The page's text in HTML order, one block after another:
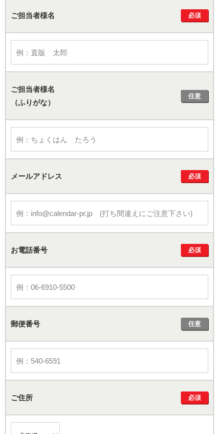
ご担当者様名 必須
ご担当者様名
（ふりがな）
任意
メールアドレス 必須
お電話番号 必須
郵便番号 任意
ご住所 必須